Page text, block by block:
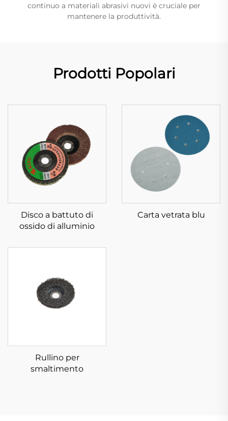
continuo a materiali abrasivi nuovi è cruciale per
mantenere la produttività.
Prodotti Popolari
Disco a battuto di
ossido di alluminio
Carta vetrata blu
Rullino per
smaltimento